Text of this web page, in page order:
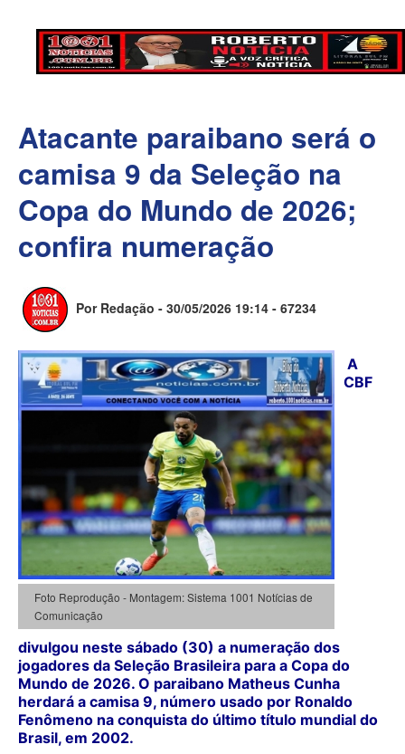
Atacante paraibano será o
camisa 9 da Seleção na
Copa do Mundo de 2026;
confira numeração
Por Redação - 30/05/2026 19:14 - 67234
Foto Reprodução - Montagem: Sistema 1001 Notícias de
Comunicação
A
CBF
divulgou neste sábado (30) a numeração dos
jogadores da Seleção Brasileira para a Copa do
Mundo de 2026. O paraibano Matheus Cunha
herdará a camisa 9, número usado por Ronaldo
Fenômeno na conquista do último título mundial do
Brasil, em 2002.